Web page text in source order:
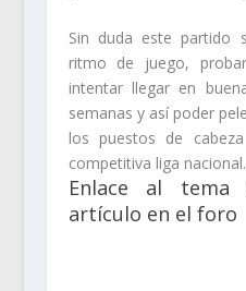
Sin duda este partido
ritmo de juego,
intentar llegar en
semanas y así poder
los puestos de
competitiva liga nacional.
Enlace al tema
artículo en el foro